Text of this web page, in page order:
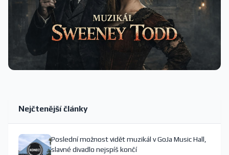
Nejčtenější články
Poslední možnost vidět muzikál v GoJa Music Hall,
slavné divadlo nejspíš končí